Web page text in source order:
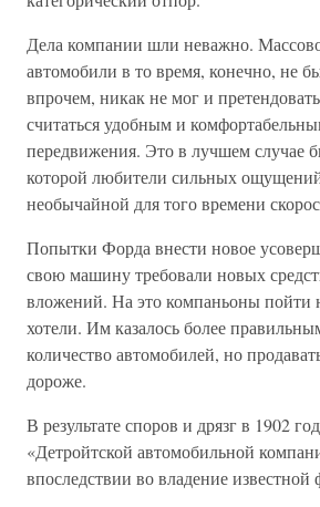
Дела компании шли неважно.
автомобили в то время, конечно, не
впрочем, никак не мог и
считаться удобным и
передвижения. Это в лучшем случае
которой любители сильных
необычайной для того времени
Попытки Форда внести новое
свою машину требовали новых
вложений. На это компаньоны пойти
хотели. Им казалось более
количество автомобилей, но
дороже.
В результате споров и дрязг в 1902
«Детройтской автомобильной
впоследствии во владение